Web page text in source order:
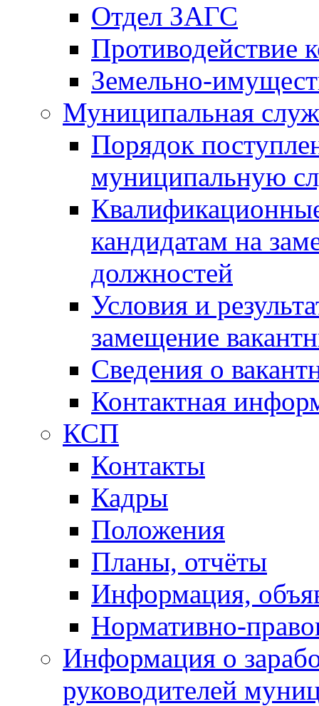
Отдел ЗАГС
Противодействие
Земельно-
Муниципальная
Порядок
муниципальную
кандидатам на
должностей
Условия и
замещение
Сведения о
Контактная
КСП
Контакты
Кадры
Положения
Планы, отчёты
Информация,
Нормативно-
Информация о
руководителей